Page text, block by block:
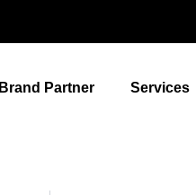
Brand Partner Services